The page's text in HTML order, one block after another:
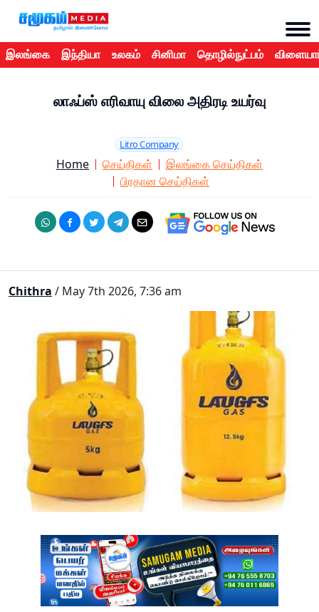
இலங்கை இந்தியா உலகம் சினிமா தொழில்நுட்பம்
லாஃப்ஸ் எரிவாயு விலை அதிரடி உயர்வு
Litro Company
Home செய்திகள்
இலங்கை செய்திகள்
பிரதான செய்திகள்
Chithra / May 7th 2026, 7:36 am